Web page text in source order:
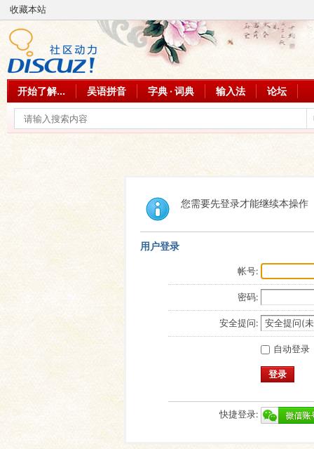
收藏本站
开始了解... 吴语拼音 字典 · 词典 输入法 论坛
您需要先登录才能继续本操作
用户登录
帐号:
密码:
安全提问:
自动登录
登录
快捷登录: